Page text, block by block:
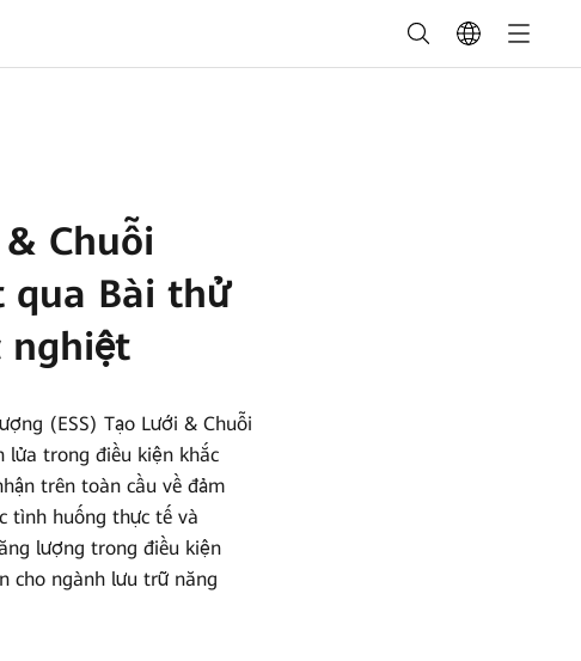
Chuỗi
qua Bài thử
nghiệt
(ESS) Tạo Lưới & Chuỗi
lửa trong điều kiện khắc
trên toàn cầu về đảm
tình huống thực tế và
lượng trong điều kiện
cho ngành lưu trữ năng